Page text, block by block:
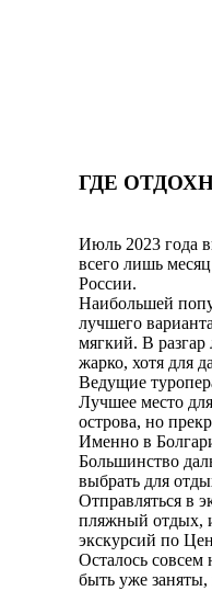
ГДЕ
Июль 2023 года
всего лишь
России.
Наибольшей
лучшего
мягкий. В
жарко, хотя для
Ведущие
Лучшее место
острова, но
Именно в
Большинство
выбрать для
Отправляться в
пляжный отдых,
экскурсий по
Осталось
быть уже заняты,